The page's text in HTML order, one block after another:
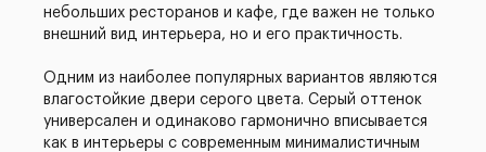
небольших ресторанов и кафе, где важен не только
внешний вид интерьера, но и его практичность.
Одним из наиболее популярных вариантов являются
влагостойкие двери серого цвета. Серый оттенок
универсален и одинаково гармонично вписывается
как в интерьеры с современным минималистичным